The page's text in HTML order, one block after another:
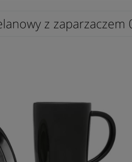
z zaparzaczem